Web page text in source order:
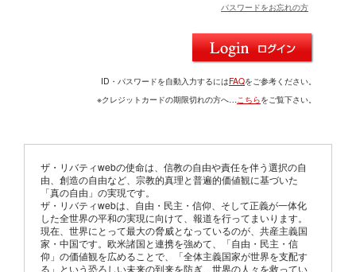
パスワードをお忘れの方
ID・パスワードを自動入力するにはFAQをご参考ください。
※クレジットカードの期限切れの方へ…こちらをご覧下さい。
ザ・リバティwebの使命は、信教の自由や責任を伴う選択の自
由、創造の自由など、宗教的真理と普遍的価値観に基づいた
「真の自由」の実現です。
ザ・リバティwebは、自由・民主・信仰、そして正義が一体化
した全世界の平和の実現に向けて、報道を行ってまいります。
現在、世界にとって最大の脅威となっているのが、共産主義国
家・中国です。欧米諸国と連携を強めて、「自由・民主・信
仰」の価値観を広めることで、「全体主義国家が世界を支配す
る」という恐ろしい未来の到来を防ぎ、世界の人々を救ってい